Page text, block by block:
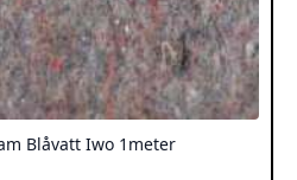
Blåvatt Iwo 1meter